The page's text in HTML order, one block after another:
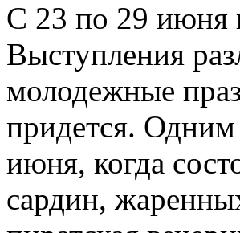
C 23 по 29 июня
Выступления
молодежные
придется.
июня, когда
сардин,